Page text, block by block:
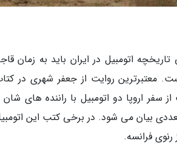
اتومبیل در ایران باید به زمان
معتبرترین روایت از جعفر شهری در
اروپا دو اتومبیل با راننده های شان
بیان می شود. در برخی کتب این
فرانسه.